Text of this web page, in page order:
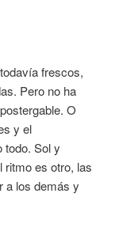
frescos,
Pero no ha
O
y el
todo. Sol y
ritmo es otro, las
a los demás y